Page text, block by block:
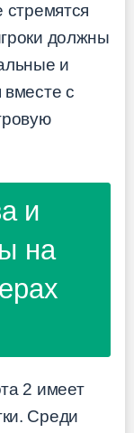
стремятся
должны
и
вместе с
и
на
2 имеет
Среди